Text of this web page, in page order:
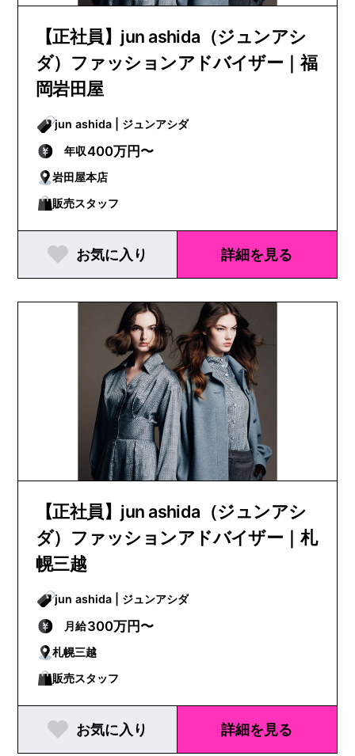
【正社員】jun ashida（ジュンアシ
ダ）ファッションアドバイザー｜福
岡岩田屋
jun ashida | ジュンアシダ
年収400万円〜
岩田屋本店
販売スタッフ
お気に入り 詳細を見る
【正社員】jun ashida（ジュンアシ
ダ）ファッションアドバイザー｜札
幌三越
jun ashida | ジュンアシダ
月給300万円〜
札幌三越
販売スタッフ
お気に入り 詳細を見る